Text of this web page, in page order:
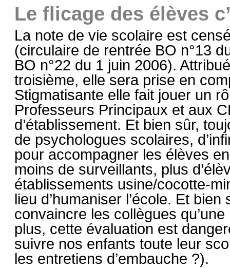
Le flicage des élèves
La note de vie scolaire est
(circulaire de rentrée BO n°13
BO n°22 du 1 juin 2006).
troisième, elle sera prise en
Stigmatisante elle fait jouer un
Professeurs Principaux et aux
d’établissement. Et bien sûr,
de psychologues scolaires,
pour accompagner les élèves
moins de surveillants, plus
établissements usine/cocotte-
lieu d’humaniser l’école. Et
convaincre les collègues
plus, cette évaluation est
suivre nos enfants toute leur
les entretiens d’embauche ?).